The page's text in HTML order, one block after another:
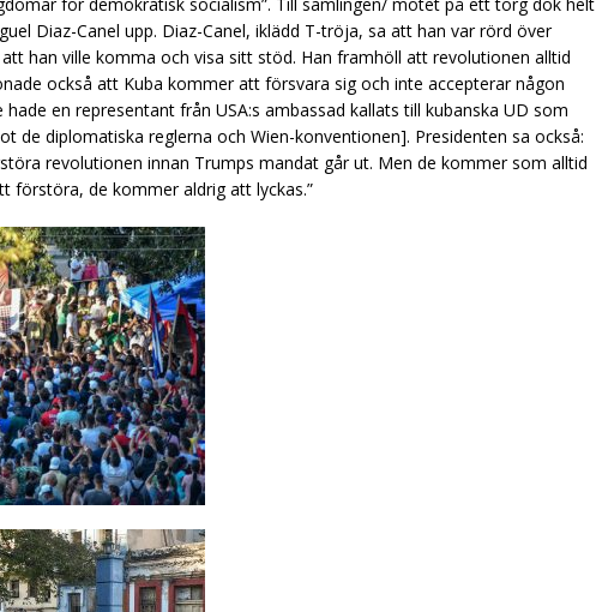
Diaz-Canel upp. Diaz-Canel, iklädd T-tröja, sa att han var rörd över
han ville komma och visa sitt stöd. Han framhöll att revolutionen alltid
också att Kuba kommer att försvara sig och inte accepterar någon
en representant från USA:s ambassad kallats till kubanska UD som
de diplomatiska reglerna och Wien-konventionen]. Presidenten sa också:
revolutionen innan Trumps mandat går ut. Men de kommer som alltid
förstöra, de kommer aldrig att lyckas.”